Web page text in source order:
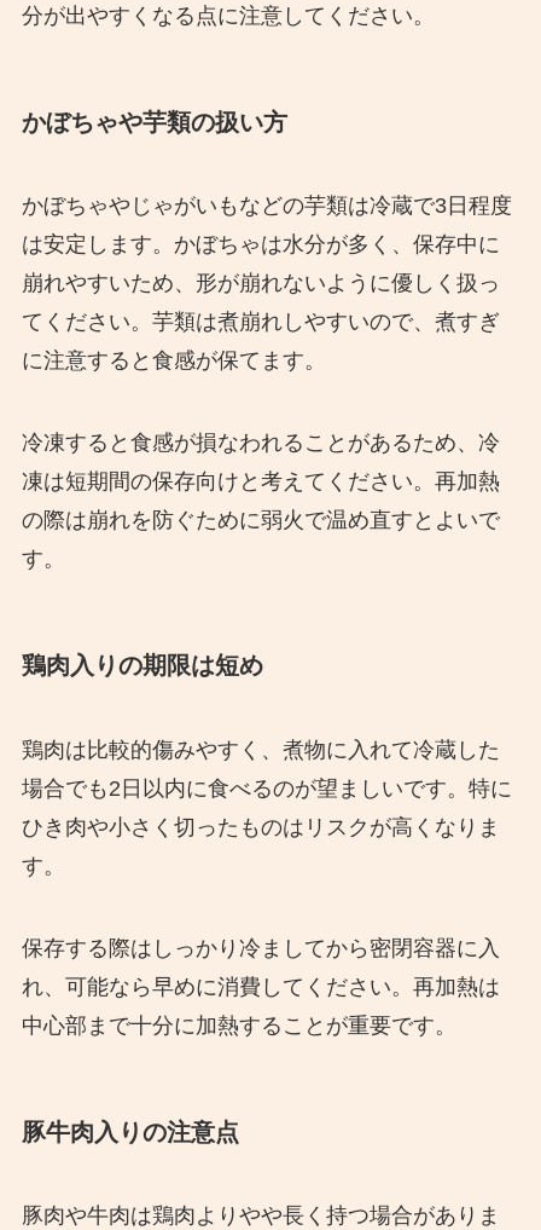
分が出やすくなる点に注意してください。
かぼちゃや芋類の扱い方
かぼちゃやじゃがいもなどの芋類は冷蔵で3日程度
は安定します。かぼちゃは水分が多く、保存中に
崩れやすいため、形が崩れないように優しく扱っ
てください。芋類は煮崩れしやすいので、煮すぎ
に注意すると食感が保てます。
冷凍すると食感が損なわれることがあるため、冷
凍は短期間の保存向けと考えてください。再加熱
の際は崩れを防ぐために弱火で温め直すとよいで
す。
鶏肉入りの期限は短め
鶏肉は比較的傷みやすく、煮物に入れて冷蔵した
場合でも2日以内に食べるのが望ましいです。特に
ひき肉や小さく切ったものはリスクが高くなりま
す。
保存する際はしっかり冷ましてから密閉容器に入
れ、可能なら早めに消費してください。再加熱は
中心部まで十分に加熱することが重要です。
豚牛肉入りの注意点
豚肉や牛肉は鶏肉よりやや長く持つ場合がありま